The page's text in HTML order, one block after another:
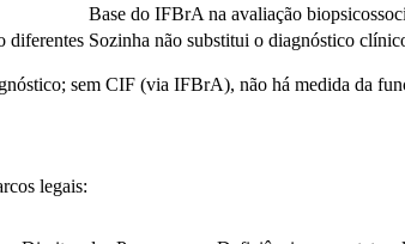
Base do IFBrA na avaliação
diferentes Sozinha não substitui o diagnóstico
sem CIF (via IFBrA), não há medida da
legais: